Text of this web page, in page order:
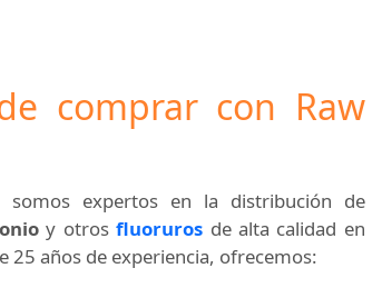
comprar con Raw
somos expertos en la distribución de
y otrosfluoruros de alta calidad en
25 años de experiencia, ofrecemos: